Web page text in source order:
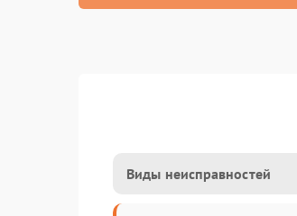
Виды неисправностей